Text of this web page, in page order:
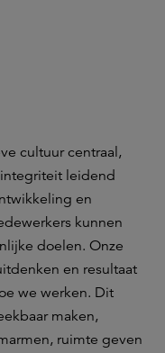
cultuur centraal,
leidend
en
kunnen
doelen. Onze
en resultaat
we werken. Dit
maken,
ruimte geven